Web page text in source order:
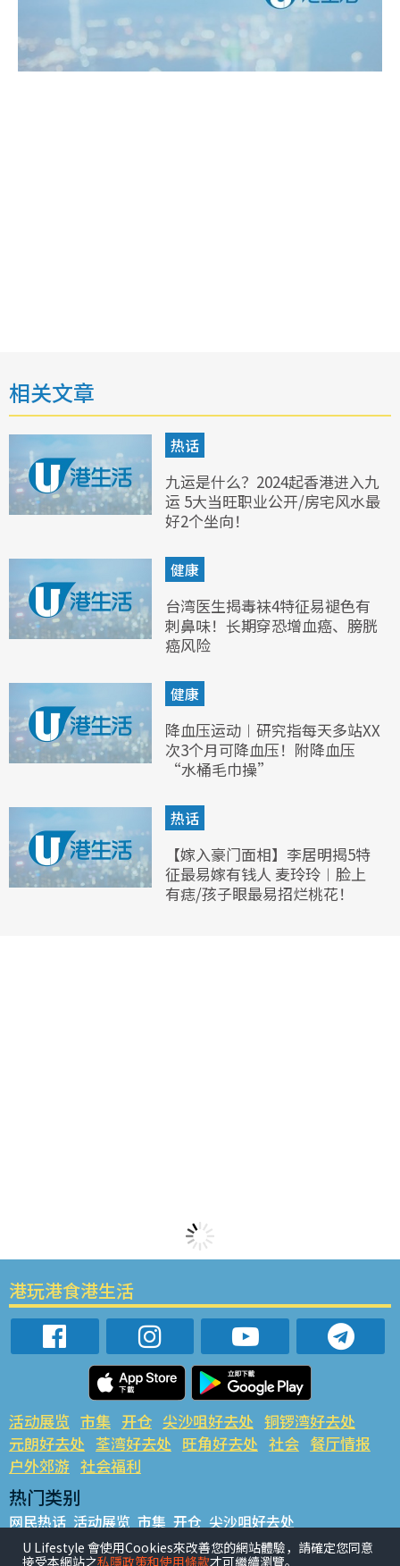
相关文章
热话
九运是什么？2024起香港进入九
运 5大当旺职业公开/房宅风水最
好2个坐向！
健康
台湾医生揭毒袜4特征易褪色有
刺鼻味！长期穿恐增血癌、膀胱
癌风险
健康
降血压运动︱研究指每天多站XX
次3个月可降血压！附降血压
“水桶毛巾操”
热话
【嫁入豪门面相】李居明揭5特
征最易嫁有钱人 麦玲玲︱脸上
有痣/孩子眼最易招烂桃花！
港玩港食港生活
活动展览 市集 开仓 尖沙咀好去处 铜锣湾好去处
元朗好去处 荃湾好去处 旺角好去处 社会 餐厅情报
户外郊游 社会福利
热门类别
网民热话 活动展览 市集 开仓 尖沙咀好去处
铜锣湾好去处 元朗好去处 荃湾好去处 旺角好去处 社会
U Lifestyle 會使用Cookies來改善您的網站體驗，請確定您同意
接受本網站之私隱政策和使用條款才可繼續瀏覽。